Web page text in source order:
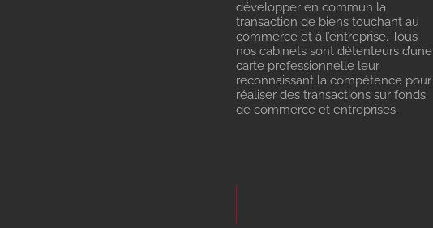
développer en commun la
transaction de biens touchant au
commerce et à l’entreprise. Tous
nos cabinets sont détenteurs d’une
carte professionnelle leur
reconnaissant la compétence pour
réaliser des transactions sur fonds
de commerce et entreprises.